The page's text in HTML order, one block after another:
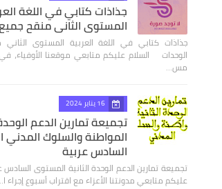
جذاذات كتابي في اللغة
المستوى الثاني منقح
جذاذات كتابي في اللغة العربية المستوى
الوحدات السلام عليكم متابعي موقعنا الأوفياء،
مس…
16 يناير 2024
تجميعة تمارين الدعم
المواطنة والسلوك
السادس عربية
تجميعة تمارين الدعم الوحدة الثانية المستوى السادس
عليكم متابعي مدونتنا الأعزاء مع اقتراب أسبوع إجراء